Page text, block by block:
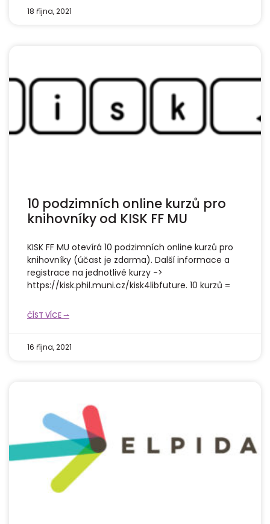
18 října, 2021
10 podzimních online kurzů pro
knihovníky od KISK FF MU
KISK FF MU otevírá 10 podzimních online kurzů pro
knihovníky (účast je zdarma). Další informace a
registrace na jednotlivé kurzy ->
https://kisk.phil.muni.cz/kisk4libfuture. 10 kurzů =
ČÍST VÍCE ⇀
16 října, 2021